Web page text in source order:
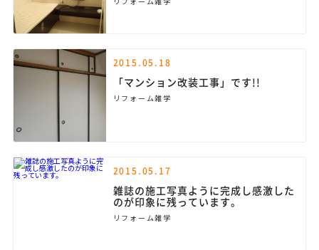
2015.05.18
「マンション改装工事」です!!
リフォーム雑学
2015.05.17
雑誌の施工写真ように完成し感激した
のが印象に残っています。
リフォーム雑学